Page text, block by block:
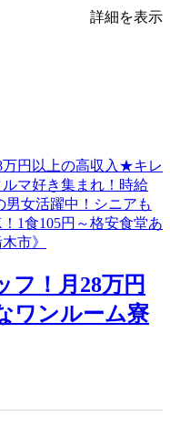
詳細を表示
フ！月28万円
ワンルーム寮